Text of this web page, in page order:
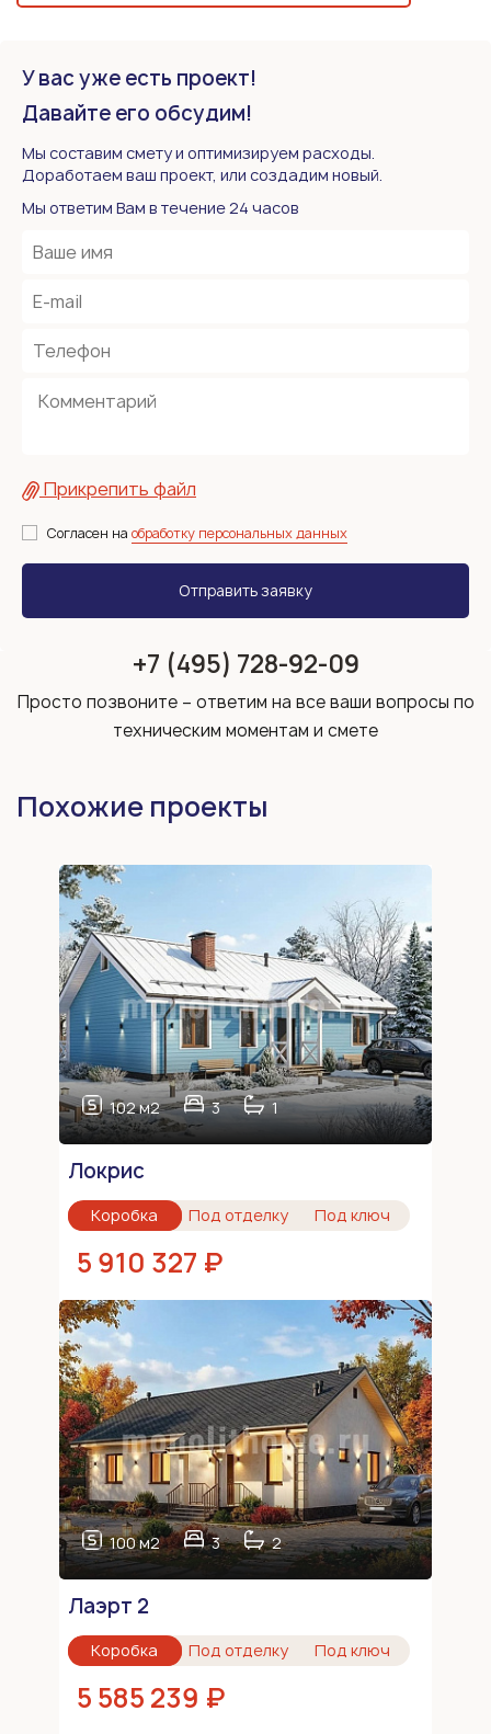
У вас уже есть проект!
Давайте его обсудим!
Мы составим смету и оптимизируем расходы.
Доработаем ваш проект, или создадим новый.
Мы ответим Вам в течение 24 часов
Прикрепить файл
Согласен на обработку персональных данных
+7 (495) 728-92-09
Просто позвоните – ответим на все ваши вопросы по
техническим моментам и смете
Похожие проекты
102 м2 3 1
Локрис
Коробка Под отделку Под ключ
5 910 327 ₽
100 м2 3 2
Лаэрт 2
Коробка Под отделку Под ключ
5 585 239 ₽